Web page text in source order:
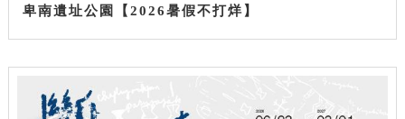
卑南遺址公園【2026暑假不打烊】